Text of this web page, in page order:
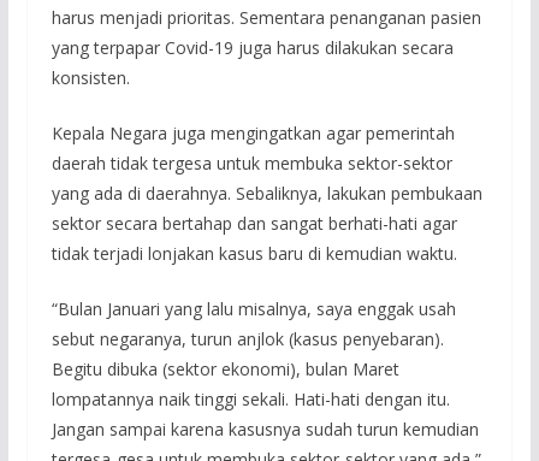
harus menjadi prioritas. Sementara penanganan pasien
yang terpapar Covid-19 juga harus dilakukan secara
konsisten.
Kepala Negara juga mengingatkan agar pemerintah
daerah tidak tergesa untuk membuka sektor-sektor
yang ada di daerahnya. Sebaliknya, lakukan pembukaan
sektor secara bertahap dan sangat berhati-hati agar
tidak terjadi lonjakan kasus baru di kemudian waktu.
“Bulan Januari yang lalu misalnya, saya enggak usah
sebut negaranya, turun anjlok (kasus penyebaran).
Begitu dibuka (sektor ekonomi), bulan Maret
lompatannya naik tinggi sekali. Hati-hati dengan itu.
Jangan sampai karena kasusnya sudah turun kemudian